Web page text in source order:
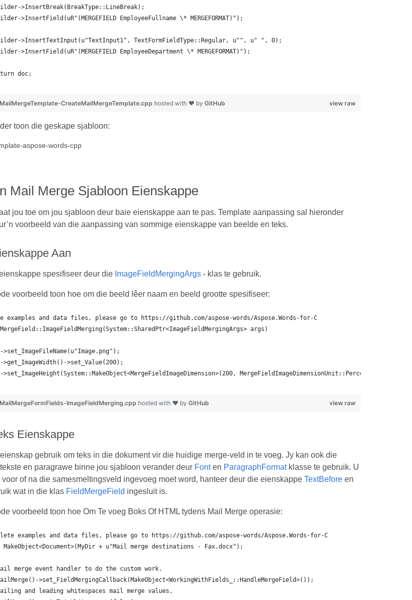
>InsertBreak(BreakType::LineBreak);
>InsertField(uR"(MERGEFIELD EmployeeFullname \* MERGEFORMAT)");
>InsertTextInput(u"TextInput1", TextFormFieldType::Regular, u"", u" ", 0);
>InsertField(uR"(MERGEFIELD EmployeeDepartment \* MERGEFORMAT)");
doc;
view raw
CreateMailMergeTemplate.cpp hosted with ❤ by GitHub
toon die geskape sjabloon:
Mail Merge Sjabloon Eienskappe
jou toe om jou sjabloon deur baie eienskappe aan te pas. Template aanpassing sal hieronder
voorbeeld van die aanpassing van sommige eienskappe van beelde en teks.
Aan
spesifiseer deur die ImageFieldMergingArgs- klas te gebruik.
voorbeeld toon hoe om die beeld lêer naam en beeld grootte spesifiseer:
examples and data files, please go to https://github.com/aspose-words/Aspose.Words-for-C
args)
>set_ImageFileName(u"Image.png");
>get_ImageWidth()->set_Value(200);
>set_ImageHeight(System::MakeObject<MergeFieldImageDimension>(200, MergeFieldImageDimensionUnit::Percent));
view raw
ImageFieldMerging.cpp hosted with ❤ by GitHub
Eienskappe
gebruik om teks in die dokument vir die huidige merge-veld in te voeg. Jy kan ook die
en paragrawe binne jou sjabloon verander deur Fonten ParagraphFormatklasse te gebruik. U
voor of na die samesmeltingsveld ingevoeg moet word, hanteer deur die eienskappe TextBeforeen
wat in die klas FieldMergeField ingesluit is.
voorbeeld toon hoe Om Te voeg Boks Of HTML tydens Mail Merge operasie:
examples and data files, please go to https://github.com/aspose-words/Aspose.Words-for-C
+ u"Mail merge destinations - Fax.docx");
merge event handler to do the custom work.
>set_FieldMergingCallback(MakeObject<WorkingWithFields_::HandleMergeField>());
and leading whitespaces mail merge values.